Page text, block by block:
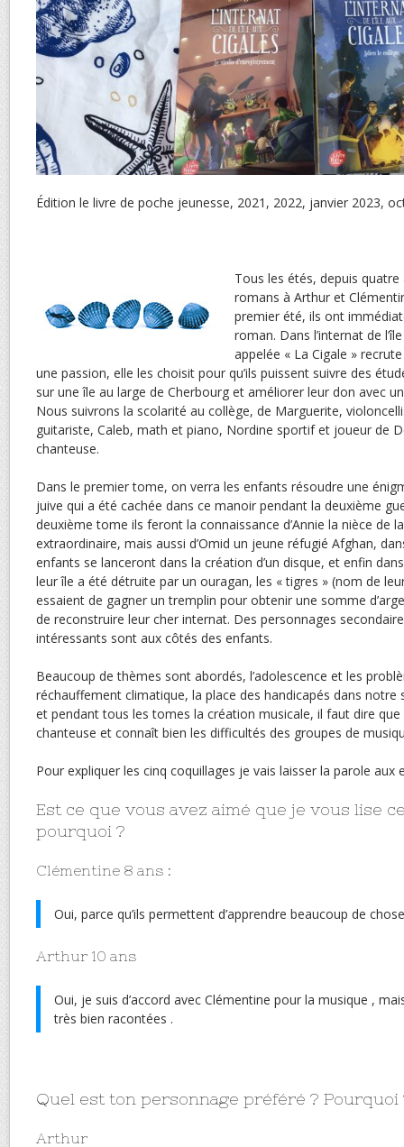
Édition le livre de poche jeunesse, 2021, 2022, janvier 2023,
Tous les étés, depuis
romans à Arthur et
premier été, ils ont
roman. Dans l’internat de
appelée « La Cigale »
une passion, elle les choisit pour qu’ils puissent suivre des
sur une île au large de Cherbourg et améliorer leur don avec
Nous suivrons la scolarité au collège, de Marguerite,
guitariste, Caleb, math et piano, Nordine sportif et joueur de
chanteuse.
Dans le premier tome, on verra les enfants résoudre une
juive qui a été cachée dans ce manoir pendant la deuxième
deuxième tome ils feront la connaissance d’Annie la nièce de
extraordinaire, mais aussi d’Omid un jeune réfugié Afghan,
enfants se lanceront dans la création d’un disque, et enfin
leur île a été détruite par un ouragan, les « tigres » (nom de
essaient de gagner un tremplin pour obtenir une somme
de reconstruire leur cher internat. Des personnages
intéressants sont aux côtés des enfants.
Beaucoup de thèmes sont abordés, l’adolescence et les
réchauffement climatique, la place des handicapés dans notre
et pendant tous les tomes la création musicale, il faut dire que
chanteuse et connaît bien les difficultés des groupes de
Pour expliquer les cinq coquillages je vais laisser la parole aux
Est ce que vous avez aimé que je vous lise
pourquoi ?
Clémentine 8 ans :
Oui, parce qu’ils permettent d’apprendre beaucoup de
Arthur 10 ans
Oui, je suis d’accord avec Clémentine pour la musique ,
très bien racontées .
Quel est ton personnage préféré ? Pourquoi
Arthur